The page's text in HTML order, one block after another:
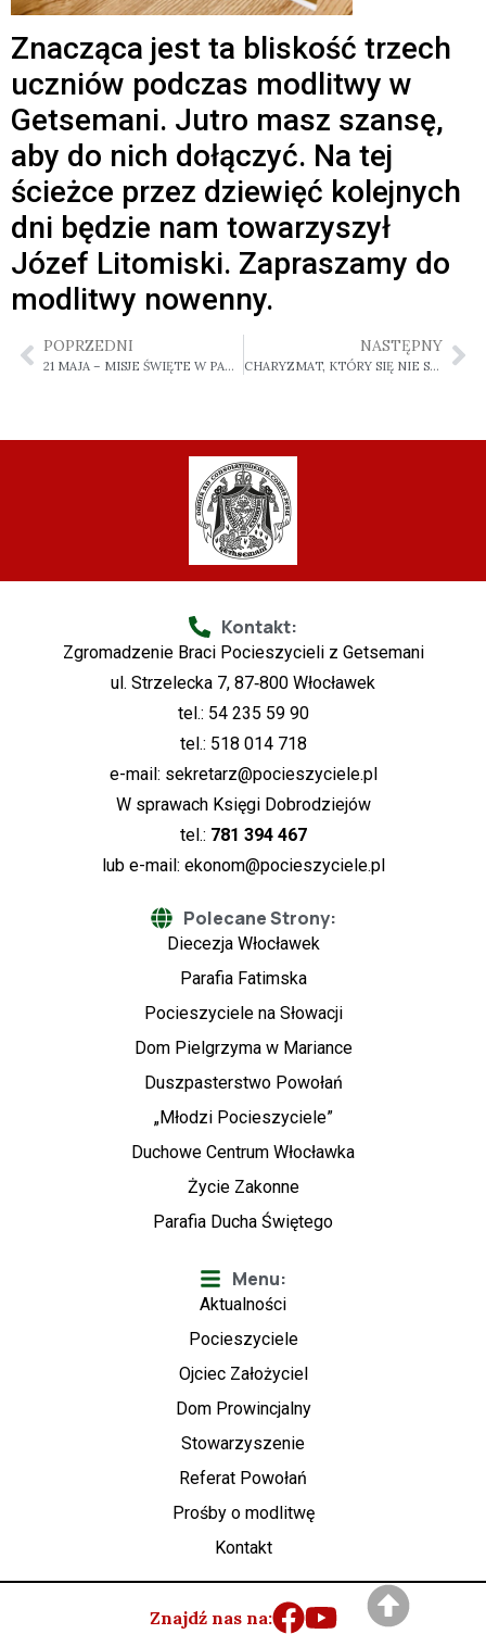
Znacząca jest ta bliskość trzech
uczniów podczas modlitwy w
Getsemani. Jutro masz szansę,
aby do nich dołączyć. Na tej
ścieżce przez dziewięć kolejnych
dni będzie nam towarzyszył
Józef Litomiski. Zapraszamy do
modlitwy nowenny.
POPRZEDNI
21 MAJA – MISJE ŚWIĘTE W PARAFII DUCHA ŚWIĘTEGO
NASTĘPNY
CHARYZMAT, KTÓRY SIĘ NIE STARZEJE
Kontakt:
Zgromadzenie Braci Pocieszycieli z Getsemani
ul. Strzelecka 7, 87‑800 Włocławek
tel.: 54 235 59 90
tel.: 518 014 718
e-mail: sekretarz@pocieszyciele.pl
W sprawach Księgi Dobrodziejów
tel.: 781 394 467
lub e-mail: ekonom@pocieszyciele.pl
Polecane Strony:
Diecezja Włocławek
Parafia Fatimska
Pocieszyciele na Słowacji
Dom Pielgrzyma w Mariance
Duszpasterstwo Powołań
„Młodzi Pocieszyciele”
Duchowe Centrum Włocławka
Życie Zakonne
Parafia Ducha Świętego
Menu:
Aktualności
Pocieszyciele
Ojciec Założyciel
Dom Prowincjalny
Stowarzyszenie
Referat Powołań
Prośby o modlitwę
Kontakt
Znajdź nas na: